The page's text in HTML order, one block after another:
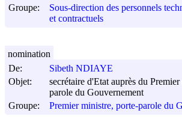
Groupe:
Sous-direction des personnels
et contractuels
De:
Sibeth NDIAYE
Objet:
secrétaire d'Etat auprès du
parole du Gouvernement
Groupe:
Premier ministre, porte-parole du
nomination